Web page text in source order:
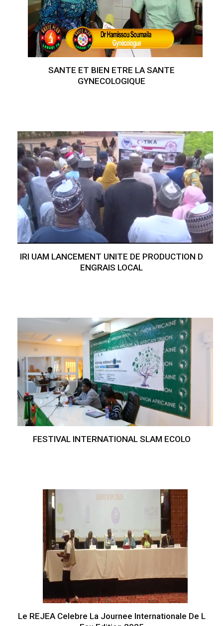
SANTE ET BIEN ETRE LA SANTE
GYNECOLOGIQUE
IRI UAM LANCEMENT UNITE DE PRODUCTION D
ENGRAIS LOCAL
FESTIVAL INTERNATIONAL SLAM ECOLO
Le REJEA Celebre La Journee Internationale De L